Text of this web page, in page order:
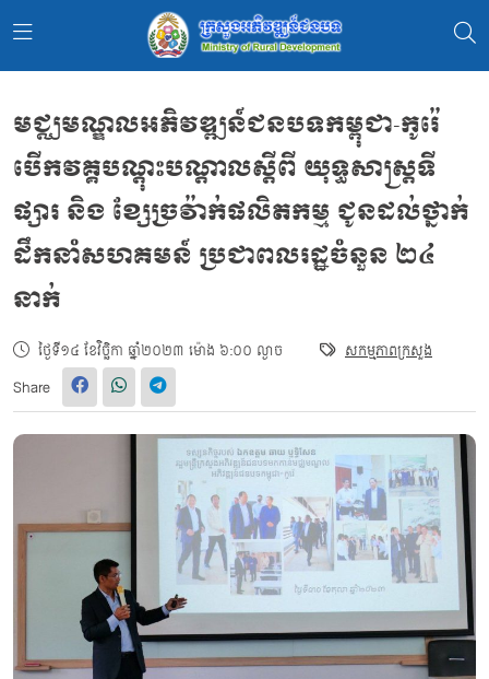
មជ្ឈមណ្ឌលអភិវឌ្ឍន៍ជនបទកម្ពុជា-កូរ៉េ
បើកវគ្គបណ្តុះបណ្តាលស្តីពី យុទ្ធសាស្ត្រទី
ផ្សារ និង ខ្សែច្រវ៉ាក់ផលិតកម្ម ជូនដល់ថ្នាក់
ដឹកនាំសហគមន៍ ប្រជាពលរដ្ឋចំនួន ២៤
នាក់
ថ្ងៃទី១៤ ខែវិច្ឆិកា ឆ្នាំ២០២៣ ម៉ោង ៦:០០ ល្ងាច សកម្មភាពក្រសួង
Share